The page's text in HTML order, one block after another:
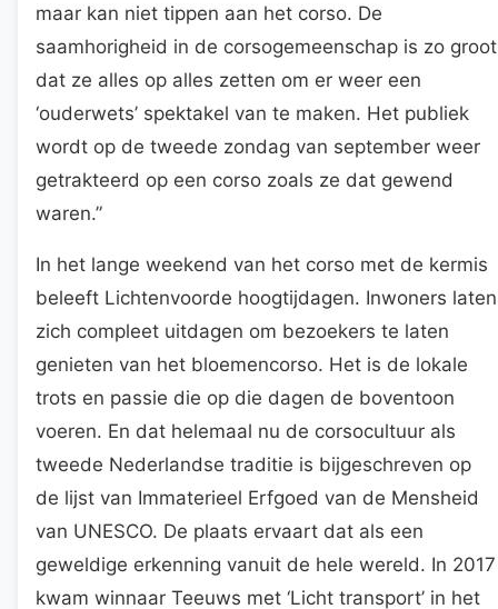
maar kan niet tippen aan het corso. De
saamhorigheid in de corsogemeenschap is zo groot
dat ze alles op alles zetten om er weer een
‘ouderwets’ spektakel van te maken. Het publiek
wordt op de tweede zondag van september weer
getrakteerd op een corso zoals ze dat gewend
waren.”
In het lange weekend van het corso met de kermis
beleeft Lichtenvoorde hoogtijdagen. Inwoners laten
zich compleet uitdagen om bezoekers te laten
genieten van het bloemencorso. Het is de lokale
trots en passie die op die dagen de boventoon
voeren. En dat helemaal nu de corsocultuur als
tweede Nederlandse traditie is bijgeschreven op
de lijst van Immaterieel Erfgoed van de Mensheid
van UNESCO. De plaats ervaart dat als een
geweldige erkenning vanuit de hele wereld. In 2017
kwam winnaar Teeuws met ‘Licht transport’ in het